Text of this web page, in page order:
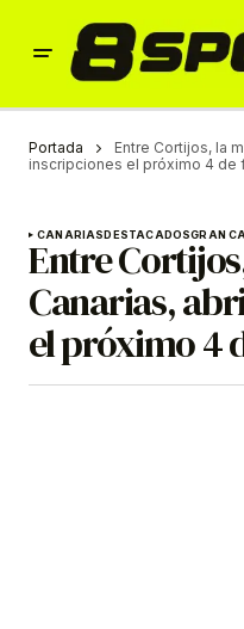
Portada
Entre Cortijos, la
inscripciones el próximo 4 de
CANARIASDESTACADOSGRAN
Entre
Canarias,
el próximo 4